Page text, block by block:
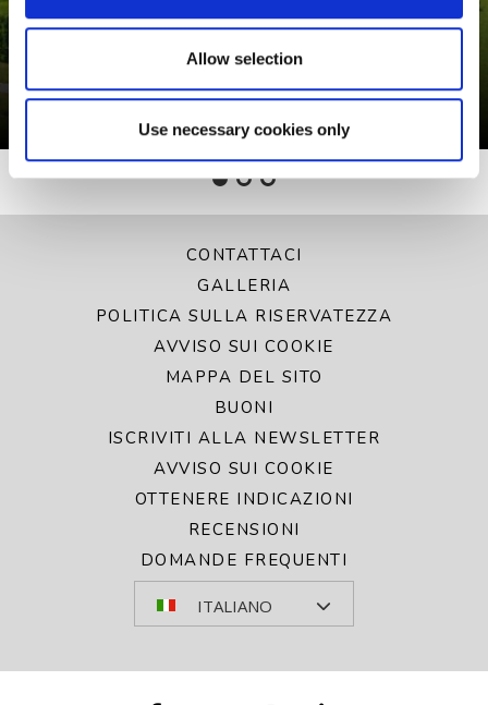
Allow selection
Use necessary cookies only
CITY BREAK D'AUTUNNO
Da € 239 totale soggiorno
CONTATTACI
GALLERIA
POLITICA SULLA RISERVATEZZA
AVVISO SUI COOKIE
MAPPA DEL SITO
BUONI
ISCRIVITI ALLA NEWSLETTER
AVVISO SUI COOKIE
OTTENERE INDICAZIONI
RECENSIONI
DOMANDE FREQUENTI
ITALIANO